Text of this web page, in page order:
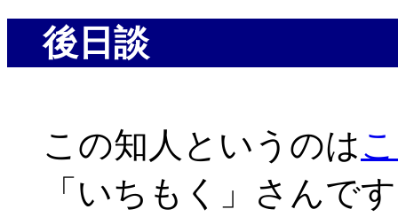
後日談
この知人というのは
「いちもく」さんで